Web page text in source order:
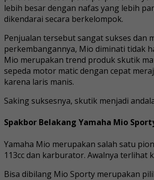
lebih besar dengan nafas yang lebih
dikendarai secara berkelompok.
Penjualan tersebut sangat sukses dan
perkembangannya, Mio diminati tidak
Mio merupakan trend produk skutik
sepeda motor matic dengan cepat
karena laris manis.
Saking suksesnya, skutik menjadi
Spakbor Belakang Yamaha Mio
Yamaha Mio merupakan salah satu
113cc dan karburator. Awalnya
Bisa dibilang Mio Sporty merupakan